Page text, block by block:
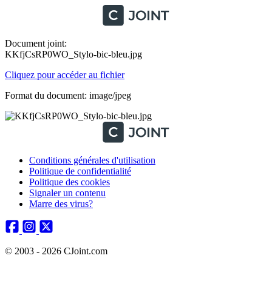
Document joint:
KKfjCsRP0WO_Stylo-bic-bleu.jpg
Cliquez pour accéder au fichier
Format du document: image/jpeg
Conditions générales d'utilisation
Politique de confidentialité
Politique des cookies
Signaler un contenu
Marre des virus?
© 2003 - 2026 CJoint.com